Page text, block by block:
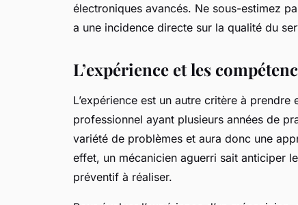
électroniques avancés. Ne sous-estimez
a une incidence directe sur la qualité du
L’expérience et les
L’expérience est un autre critère à
professionnel ayant plusieurs années de
variété de problèmes et aura donc une
effet, un mécanicien aguerri sait anticiper
préventif à réaliser.